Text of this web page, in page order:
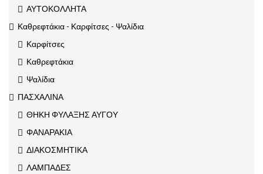
ΑΥΤΟΚΟΛΛΗΤΑ
Καθρεφτάκια - Καρφίτσες - Ψαλίδια
Καρφίτσες
Καθρεφτάκια
Ψαλίδια
ΠΑΣΧΑΛΙΝΑ
ΘΗΚΗ ΦΥΛΑΞΗΣ ΑΥΓΟΥ
ΦΑΝΑΡΑΚΙΑ
ΔΙΑΚΟΣΜΗΤΙΚΑ
ΛΑΜΠΑΔΕΣ